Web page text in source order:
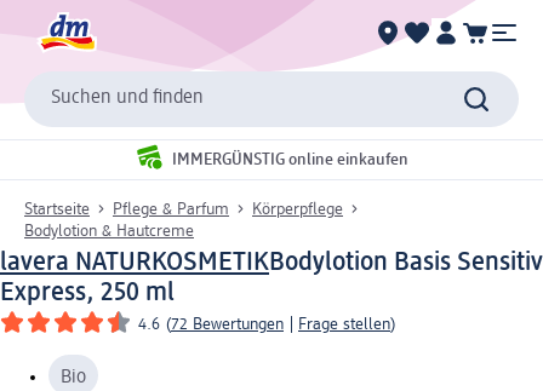
Suchen und finden
IMMERGÜNSTIG online einkaufen
Startseite Pflege & Parfum
Körperpflege
Bodylotion & Hautcreme
lavera NATURKOSMETIKBodylotion Basis Sensitiv
Express, 250 ml
4.6 (72 Bewertungen Frage stellen)
Bio